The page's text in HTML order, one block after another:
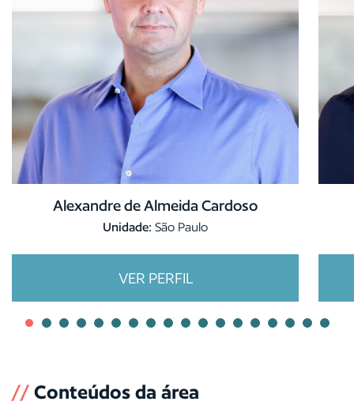
Alexandre de Almeida Cardoso
Unidade: São Paulo
VER PERFIL
// Conteúdos da área